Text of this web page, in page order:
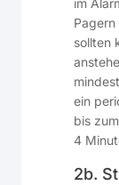
im
sollten
ein
bis
4
2b.